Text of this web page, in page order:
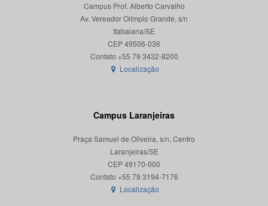
Campus Prof. Alberto Carvalho
Av. Vereador Olímpio Grande, s/n
Itabaiana/SE
CEP 49506-036
Localização
Campus Laranjeiras
Praça Samuel de Oliveira, s/n, Centro
Laranjeiras/SE
CEP 49170-000
Localização